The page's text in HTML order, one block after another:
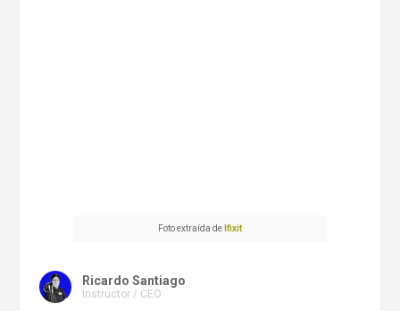
Foto extraída de Ifixit
Ricardo Santiago
Instructor / CEO